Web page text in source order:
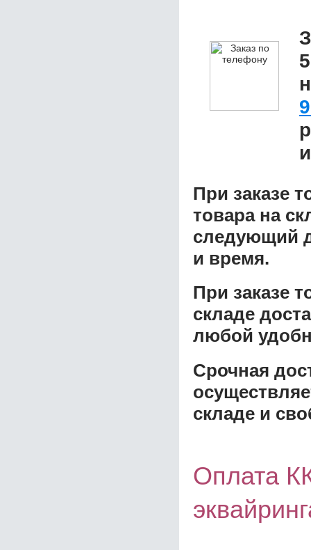
При заказе
товара на
следующий
и время.
При заказе
складе
любой
Срочная
складе и
Оплата